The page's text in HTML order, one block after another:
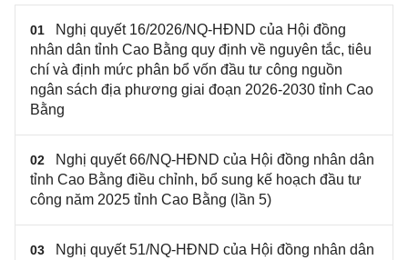
01
Nghị quyết 16/2026/NQ-HĐND của Hội đồng
nhân dân tỉnh Cao Bằng quy định về nguyên tắc, tiêu
chí và định mức phân bổ vốn đầu tư công nguồn
ngân sách địa phương giai đoạn 2026-2030 tỉnh Cao
Bằng
02
Nghị quyết 66/NQ-HĐND của Hội đồng nhân dân
tỉnh Cao Bằng điều chỉnh, bổ sung kế hoạch đầu tư
công năm 2025 tỉnh Cao Bằng (lần 5)
03
Nghị quyết 51/NQ-HĐND của Hội đồng nhân dân